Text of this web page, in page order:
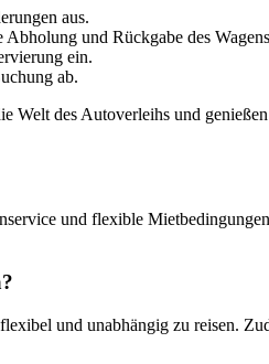
aus.
und Rückgabe des
ein.
ab.
Welt des Autoverleihs und
und flexible
und unabhängig zu reisen.